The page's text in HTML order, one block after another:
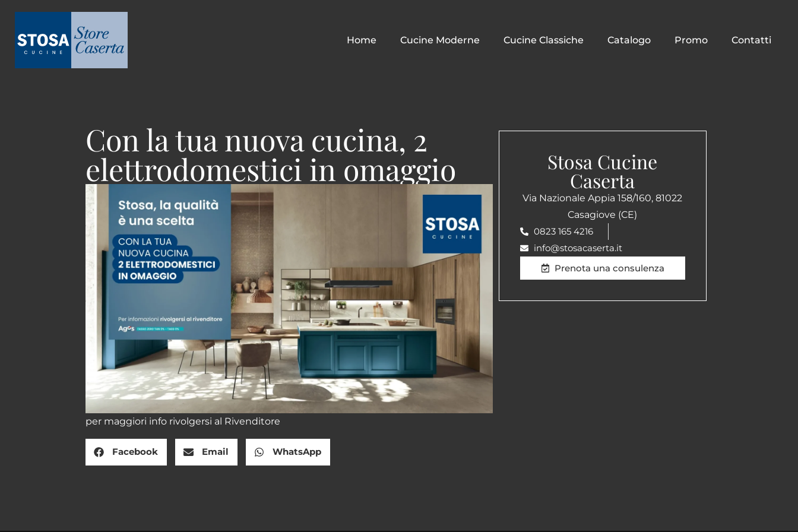
Home Cucine Moderne Cucine Classiche Catalogo Promo Contatti
Con la tua nuova cucina, 2
elettrodomestici in omaggio
per maggiori info rivolgersi al Rivenditore
Facebook Email WhatsApp
Stosa Cucine
Caserta
Via Nazionale Appia 158/160, 81022
Casagiove (CE)
0823 165 4216
info@stosacaserta.it
Prenota una consulenza